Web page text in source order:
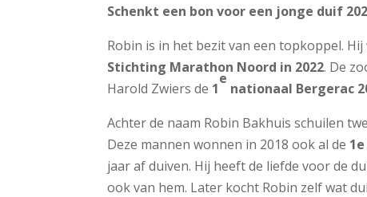
Schenkt een bon voor een jonge duif
Robin is in het bezit van een topkoppel.
Stichting Marathon Noord in 2022. De
Harold Zwiers de 1
e
nationaal Bergerac
Achter de naam Robin Bakhuis schuilen
Deze mannen wonnen in 2018 ook al de
jaar af duiven. Hij heeft de liefde voor de
ook van hem. Later kocht Robin zelf wat